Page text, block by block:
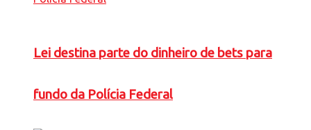
Lei destina parte do dinheiro de bets para
fundo da Polícia Federal